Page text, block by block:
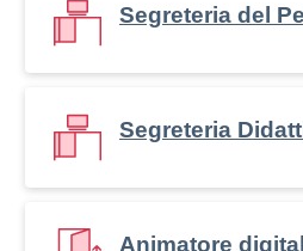
Segreteria del
Segreteria
Animatore